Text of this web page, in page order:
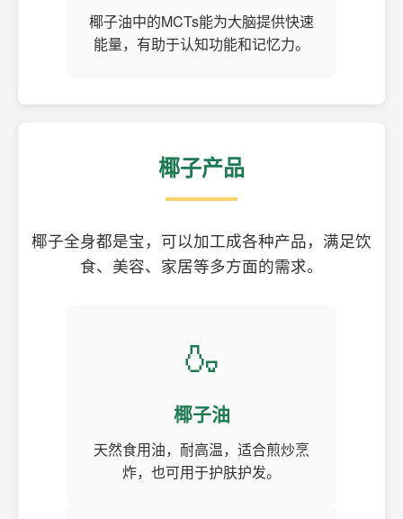
椰子油中的MCTs能为大脑提供快速
能量，有助于认知功能和记忆力。
椰子产品
椰子全身都是宝，可以加工成各种产品，满足饮
食、美容、家居等多方面的需求。
🍶
椰子油
天然食用油，耐高温，适合煎炒烹
炸，也可用于护肤护发。